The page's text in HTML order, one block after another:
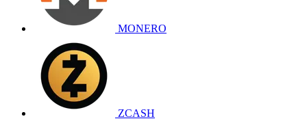
MONERO
ZCASH